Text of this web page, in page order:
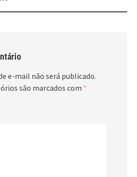
e-mail não será publicado.
são marcados com *